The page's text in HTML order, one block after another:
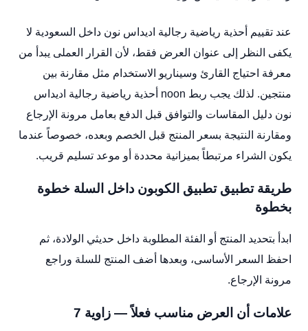
عند تقييم أحذية رياضية رجالية اديداس نون داخل السعودية لا
يكفى النظر إلى عنوان العرض فقط، لأن القرار العملى يبدأ من
معرفة احتياج القارئ وسيناريو الاستخدام مثل مقارنة بين
منتجين. لذلك يجب ربط noon أحذية رياضية رجالية اديداس
نون دليل المقاسات والتوافق قبل الدفع بعامل مرونة الإرجاع
ومقارنة النتيجة بسعر المنتج قبل الخصم وبعده، خصوصاً عندما
يكون الشراء مرتبطاً بميزانية محددة أو موعد تسليم قريب.
طريقة تطبيق تطبيق الكوبون داخل السلة خطوة
بخطوة
ابدأ بتحديد المنتج أو الفئة المطلوبة داخل حديثي الولادة، ثم
احفظ السعر الأساسى، وبعدها أضف المنتج للسلة وراجع
مرونة الإرجاع.
علامات أن العرض مناسب فعلاً — زاوية 7